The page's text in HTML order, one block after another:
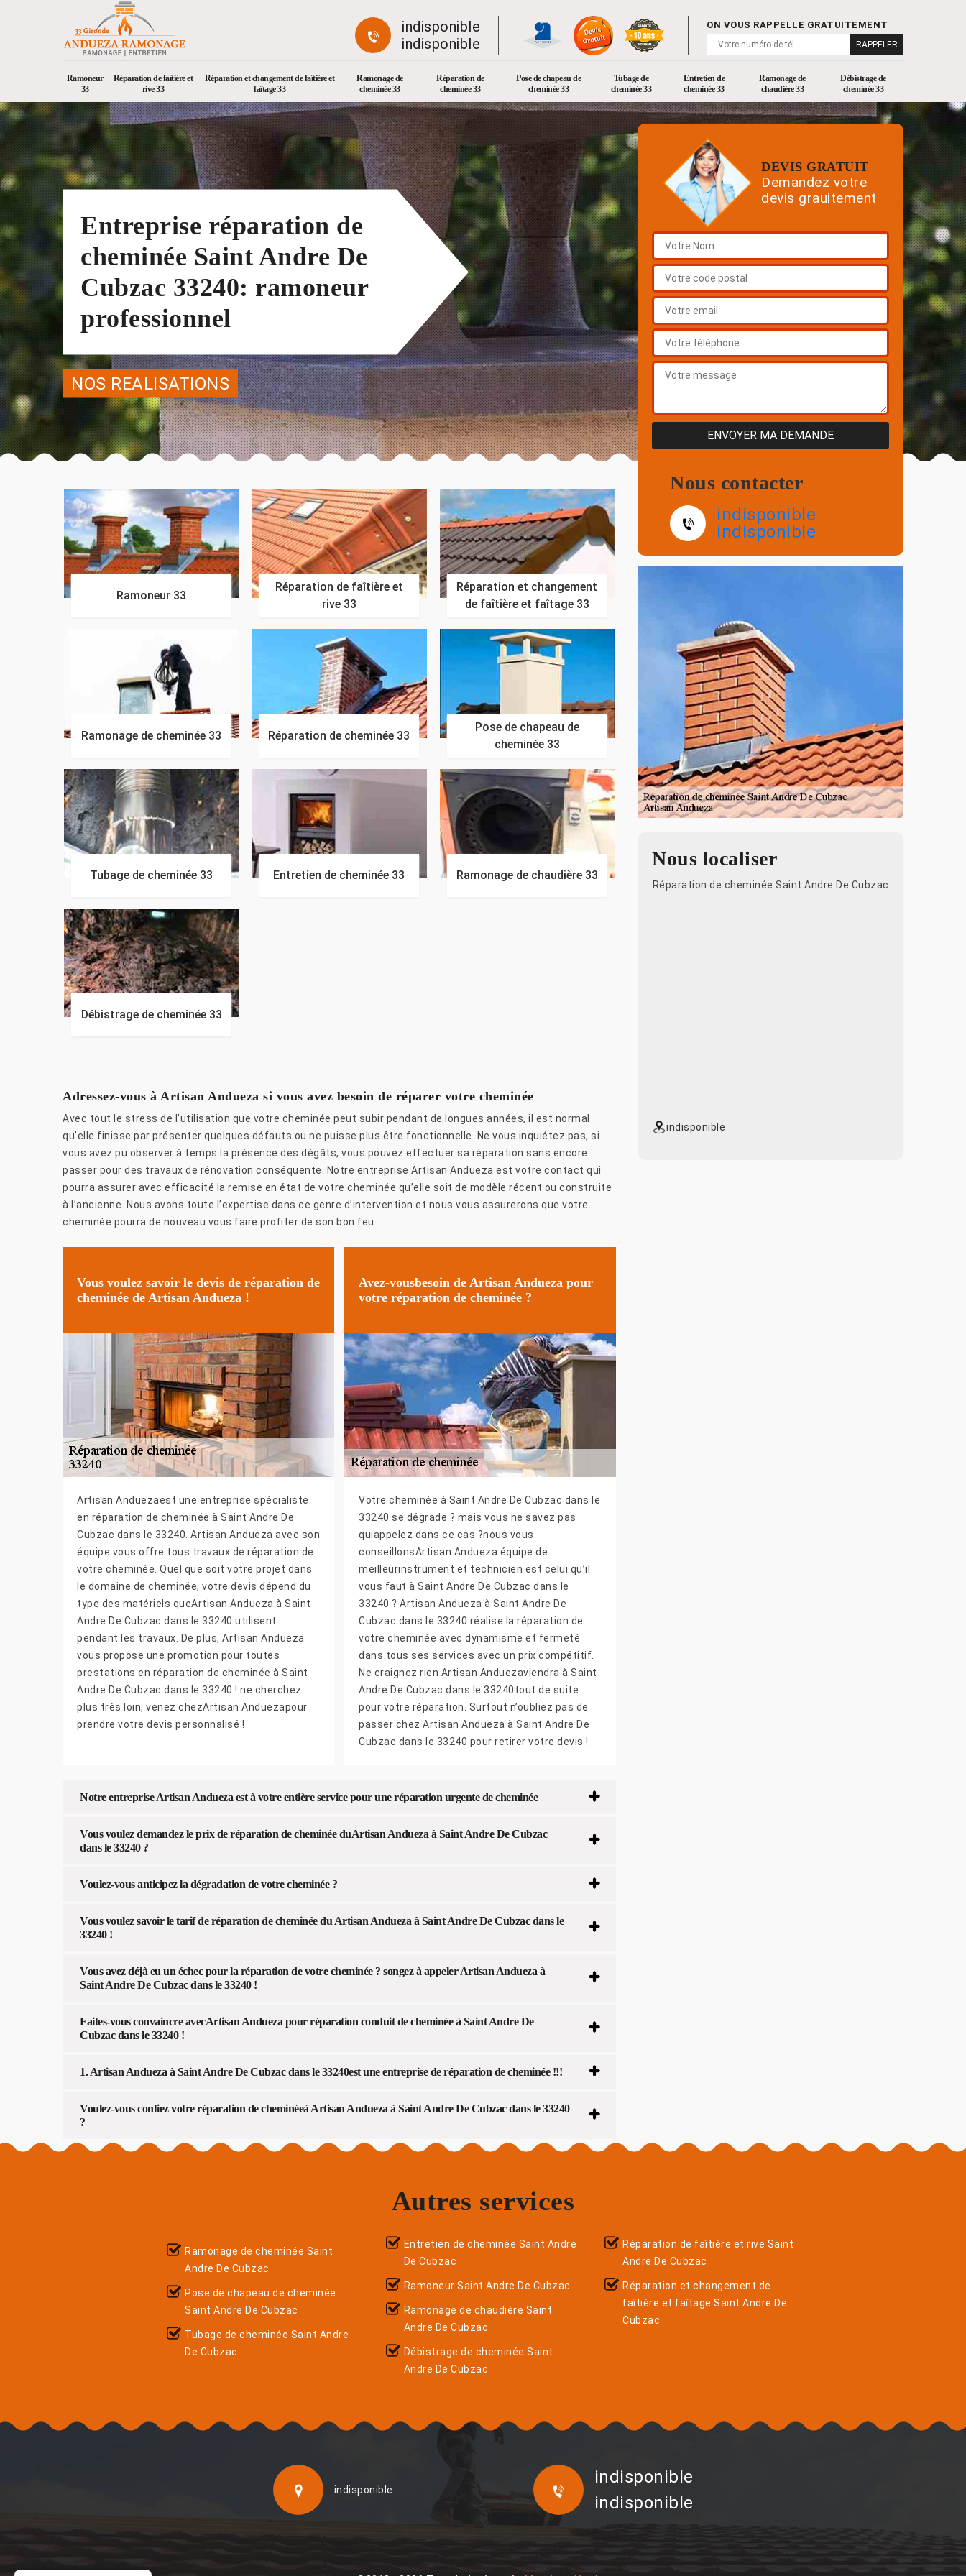
indisponible
indisponible
ON VOUS RAPPELLE GRATUITEMENT
Ramoneur
33
Réparation de faîtière et
rive 33
Réparation et changement de faîtière et
faîtage 33
Ramonage de
cheminée 33
Réparation de
cheminée 33
Pose de chapeau de
cheminée 33
Tubage de
cheminée 33
Entretien de
cheminée 33
Ramonage de
chaudière 33
Débistrage de
cheminée 33
Entreprise réparation de
cheminée Saint Andre De
Cubzac 33240: ramoneur
professionnel
NOS REALISATIONS
Ramoneur 33
Réparation de faîtière et
rive 33
Réparation et changement
de faîtière et faîtage 33
Ramonage de cheminée 33 Réparation de cheminée 33
Pose de chapeau de
cheminée 33
Tubage de cheminée 33 Entretien de cheminée 33 Ramonage de chaudière 33
Débistrage de cheminée 33
Adressez-vous à Artisan Andueza si vous avez besoin de réparer votre cheminée
Avec tout le stress de l’utilisation que votre cheminée peut subir pendant de longues années, il est normal
qu’elle finisse par présenter quelques défauts ou ne puisse plus être fonctionnelle. Ne vous inquiétez pas, si
vous avez pu observer à temps la présence des dégâts, vous pouvez effectuer sa réparation sans encore
passer pour des travaux de rénovation conséquente. Notre entreprise Artisan Andueza est votre contact qui
pourra assurer avec efficacité la remise en état de votre cheminée qu’elle soit de modèle récent ou construite
à l’ancienne. Nous avons toute l’expertise dans ce genre d’intervention et nous vous assurerons que votre
cheminée pourra de nouveau vous faire profiter de son bon feu.
Vous voulez savoir le devis de réparation de
cheminée de Artisan Andueza !
Artisan Anduezaest une entreprise spécialiste
en réparation de cheminée à Saint Andre De
Cubzac dans le 33240. Artisan Andueza avec son
équipe vous offre tous travaux de réparation de
votre cheminée. Quel que soit votre projet dans
le domaine de cheminée, votre devis dépend du
type des matériels queArtisan Andueza à Saint
Andre De Cubzac dans le 33240 utilisent
pendant les travaux. De plus, Artisan Andueza
vous propose une promotion pour toutes
prestations en réparation de cheminée à Saint
Andre De Cubzac dans le 33240 ! ne cherchez
plus très loin, venez chezArtisan Anduezapour
prendre votre devis personnalisé !
Avez-vousbesoin de Artisan Andueza pour
votre réparation de cheminée ?
Votre cheminée à Saint Andre De Cubzac dans le
33240 se dégrade ? mais vous ne savez pas
quiappelez dans ce cas ?nous vous
conseillonsArtisan Andueza équipe de
meilleurinstrument et technicien est celui qu’il
vous faut à Saint Andre De Cubzac dans le
33240 ? Artisan Andueza à Saint Andre De
Cubzac dans le 33240 réalise la réparation de
votre cheminée avec dynamisme et fermeté
dans tous ses services avec un prix compétitif.
Ne craignez rien Artisan Anduezaviendra à Saint
Andre De Cubzac dans le 33240tout de suite
pour votre réparation. Surtout n’oubliez pas de
passer chez Artisan Andueza à Saint Andre De
Cubzac dans le 33240 pour retirer votre devis !
Notre entreprise Artisan Andueza est à votre entière service pour une réparation urgente de cheminée
Vous voulez demandez le prix de réparation de cheminée duArtisan Andueza à Saint Andre De Cubzac
dans le 33240 ?
Voulez-vous anticipez la dégradation de votre cheminée ?
Vous voulez savoir le tarif de réparation de cheminée du Artisan Andueza à Saint Andre De Cubzac dans le
33240 !
Vous avez déjà eu un échec pour la réparation de votre cheminée ? songez à appeler Artisan Andueza à
Saint Andre De Cubzac dans le 33240 !
Faites-vous convaincre avecArtisan Andueza pour réparation conduit de cheminée à Saint Andre De
Cubzac dans le 33240 !
1. Artisan Andueza à Saint Andre De Cubzac dans le 33240est une entreprise de réparation de cheminée !!!
Voulez-vous confiez votre réparation de cheminéeà Artisan Andueza à Saint Andre De Cubzac dans le 33240
?
DEVIS GRATUIT
Demandez votre
devis grauitement
Nous contacter
indisponible
indisponible
Nous localiser
Réparation de cheminée Saint Andre De Cubzac
indisponible
Autres services
Ramonage de cheminée Saint
Andre De Cubzac
Pose de chapeau de cheminée
Saint Andre De Cubzac
Tubage de cheminée Saint Andre
De Cubzac
Entretien de cheminée Saint Andre
De Cubzac
Ramoneur Saint Andre De Cubzac
Ramonage de chaudière Saint
Andre De Cubzac
Débistrage de cheminée Saint
Andre De Cubzac
Réparation de faîtière et rive Saint
Andre De Cubzac
Réparation et changement de
faîtière et faîtage Saint Andre De
Cubzac
indisponible
indisponible
indisponible